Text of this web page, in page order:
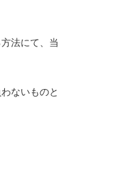
法にて、当
ないものと